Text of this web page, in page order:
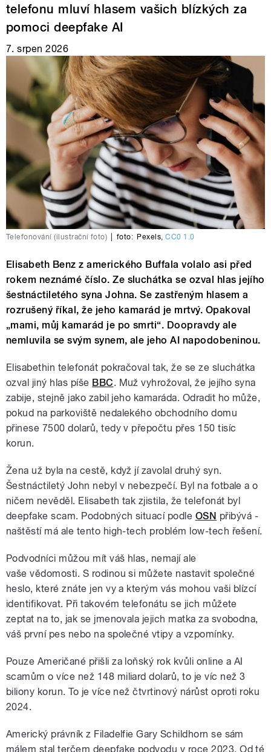
telefonu mluví hlasem vašich blízkých za
pomoci deepfake AI
7. srpen 2026
Telefonování (ilustrační foto) foto: Pexels ,CC0 1.0
Elisabeth Benz z amerického Buffala volalo asi před
rokem neznámé číslo. Ze sluchátka se ozval hlas jejího
šestnáctiletého syna Johna. Se zastřeným hlasem a
rozrušený říkal, že jeho kamarád je mrtvý. Opakoval
„mami, můj kamarád je po smrti“. Doopravdy ale
nemluvila se svým synem, ale jeho AI napodobeninou.
Elisabethin telefonát pokračoval tak, že se ze sluchátka
ozval jiný hlas píše BBC. Muž vyhrožoval, že jejího syna
zabije, stejně jako zabil jeho kamaráda. Odradit ho může,
pokud na parkoviště nedalekého obchodního domu
přinese 7500 dolarů, tedy v přepočtu přes 150 tisíc
korun.
Žena už byla na cestě, když jí zavolal druhý syn.
Šestnáctiletý John nebyl v nebezpečí. Byl na fotbale a o
ničem nevěděl. Elisabeth tak zjistila, že telefonát byl
deepfake scam. Podobných situací podle OSN přibývá -
naštěstí má ale tento high-tech problém low-tech řešení.
Podvodníci můžou mít váš hlas, nemají ale
vaše vědomosti. S rodinou si můžete nastavit společné
heslo, které znáte jen vy a kterým vás mohou vaši blízcí
identifikovat. Při takovém telefonátu se jich můžete
zeptat na to, jak se jmenovala jejich matka za svobodna,
váš první pes nebo na společné vtipy a vzpomínky.
Pouze Američané přišli za loňský rok kvůli online a AI
scamům o více než 148 miliard dolarů, to je víc než 3
biliony korun. To je více než čtvrtinový nárůst oproti roku
2024.
Americký právník z Filadelfie Gary Schildhorn se sám
málem stal terčem deepfake podvodu v roce 2023. Od té